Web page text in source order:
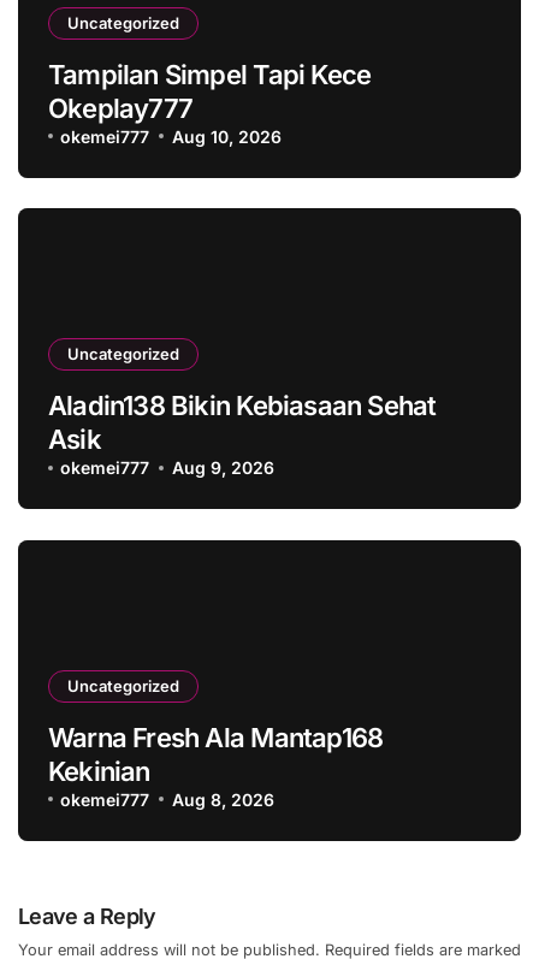
Uncategorized
Tampilan Simpel Tapi Kece
Okeplay777
okemei777 Aug 10, 2026
Uncategorized
Aladin138 Bikin Kebiasaan Sehat
Asik
okemei777 Aug 9, 2026
Uncategorized
Warna Fresh Ala Mantap168
Kekinian
okemei777 Aug 8, 2026
Leave a Reply
Your email address will not be published. Required fields are marked